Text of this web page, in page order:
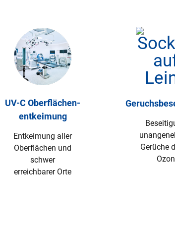
UV-C Oberflächen­
entkeimung
Entkeimung aller
Oberflächen und
schwer
erreichbarer Orte
Gerüche
Ozon